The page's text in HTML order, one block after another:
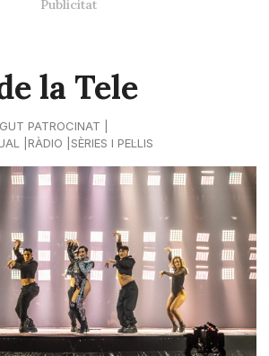
la Tele
PATROCINAT
RÀDIO SÈRIES I PEL·LIS